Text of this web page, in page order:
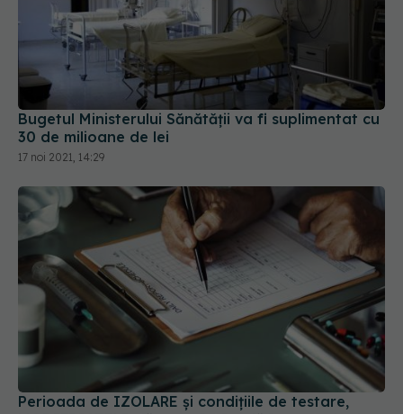
Bugetul Ministerului Sănătății va fi suplimentat cu
30 de milioane de lei
17 noi 2021, 14:29
Perioada de IZOLARE și condițiile de testare,